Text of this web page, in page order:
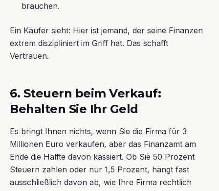
brauchen.
Ein Käufer sieht: Hier ist jemand, der seine Finanzen
extrem diszipliniert im Griff hat. Das schafft
Vertrauen.
6. Steuern beim Verkauf:
Behalten Sie Ihr Geld
Es bringt Ihnen nichts, wenn Sie die Firma für 3
Millionen Euro verkaufen, aber das Finanzamt am
Ende die Hälfte davon kassiert. Ob Sie 50 Prozent
Steuern zahlen oder nur 1,5 Prozent, hängt fast
ausschließlich davon ab, wie Ihre Firma rechtlich